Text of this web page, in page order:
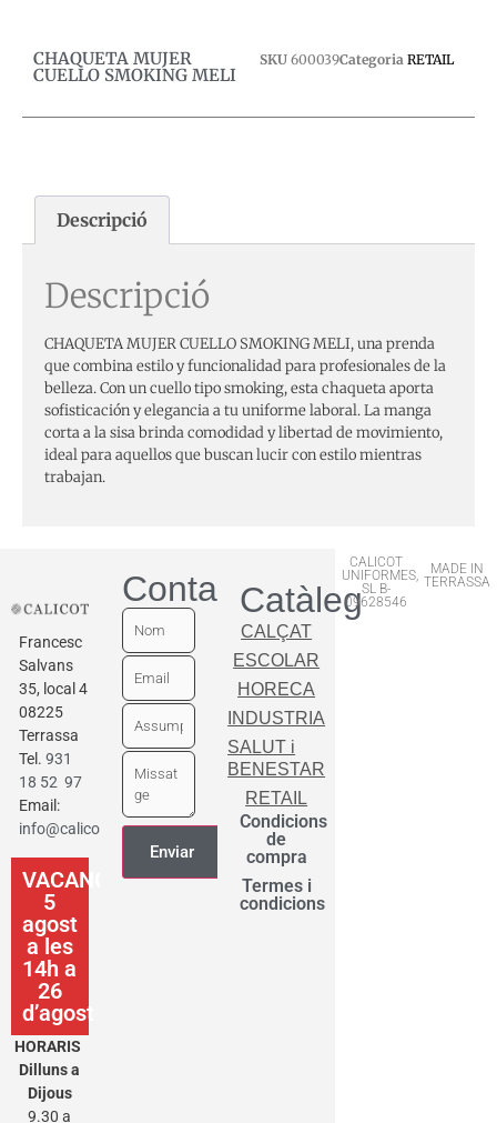
CHAQUETA MUJER
CUELLO SMOKING MELI
SKU 600039Categoria RETAIL
Descripció
Descripció
CHAQUETA MUJER CUELLO SMOKING MELI, una prenda
que combina estilo y funcionalidad para profesionales de la
belleza. Con un cuello tipo smoking, esta chaqueta aporta
sofisticación y elegancia a tu uniforme laboral. La manga
corta a la sisa brinda comodidad y libertad de movimiento,
ideal para aquellos que buscan lucir con estilo mientras
trabajan.
Francesc
Salvans
35, local 4
08225
Terrassa
Tel. 931
18 52 97
Email:
info@calicot.cat
VACANCES
5
agost
a les
14h a
26
d’agost
HORARIS
Dilluns a
Dijous
9.30 a
ContactarCatàleg
CALÇAT
ESCOLAR
HORECA
INDUSTRIA
SALUT i
BENESTAR
RETAIL
Condicions
de
compra
Termes i
condicions
CALICOT
UNIFORMES,
SL B-
09628546
MADE IN
TERRASSA